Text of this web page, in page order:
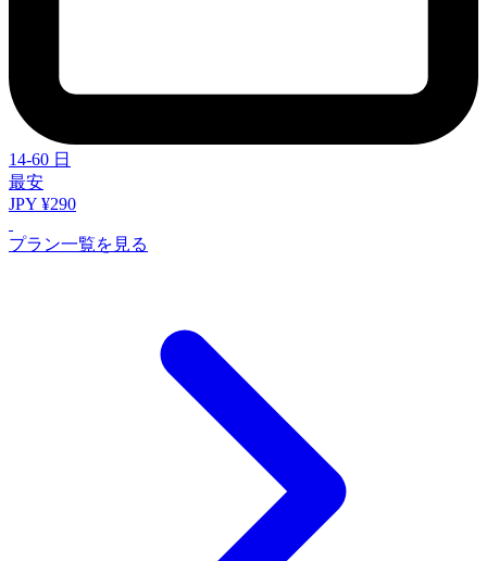
14-60 日
最安
JPY ¥290
プラン一覧を見る